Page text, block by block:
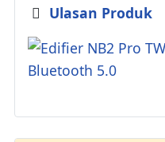
Details
Ulasan Produk